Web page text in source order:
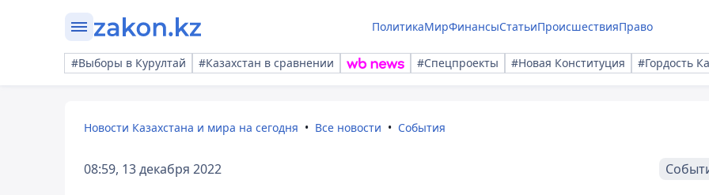
ПолитикаМирФинансыСтатьиПроисшествияПраво
#Выборы в Курултай #Казахстан в сравнении #Спецпроекты #Новая Конституция #Гордость
Новости Казахстана и мира на сегодня Все новости События
08:59, 13 декабря 2022